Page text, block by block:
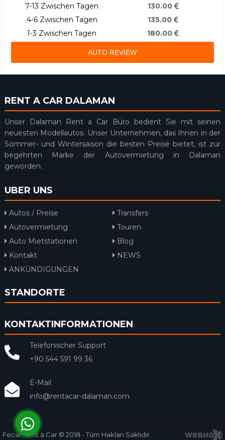
7-13 Zwischen Tagen
4-6 Zwischen Tagen
1-3 Zwischen Tagen
130.00
135.00
180.00
AUTO REVIEW
RENT A CAR DALAMAN
Unser Dalaman Rent a Car Büro bedient Sie mit seinen
neuesten Modellautos. Unser Unternehmen, das Ihnen in der
Sommer- und Wintersaison die besten Preise bietet, ist zur
begehrten Marke der Autovermietung in Dalaman
geworden.
UBER UNS
Autos / Preise
Transfers
Autovermietung
Touren
Auto Mietstationen
Blog
Kontakt
NEWS
ANKÜNDIGUNGEN
STANDORTE
KONTAKTINFORMATIONEN
Telefonischer Support
+90 544 591 99 36
E-Mail
info@rentacar-dalaman.com
Fecar Rent a Car © 2018 - Tüm Hakları Saklıdır.